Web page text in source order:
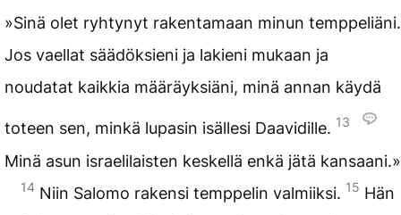
»Sinä olet ryhtynyt rakentamaan minun temppeliäni.
Jos vaellat säädöksieni ja lakieni mukaan ja
noudatat kaikkia määräyksiäni, minä annan käydä
toteen sen, minkä lupasin isällesi Daavidille. 13
Minä asun israelilaisten keskellä enkä jätä kansaani.»
14 Niin Salomo rakensi temppelin valmiiksi. 15 Hän